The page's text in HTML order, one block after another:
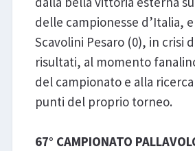
delle campionesse d’Italia,
Scavolini Pesaro (0), in crisi
risultati, al momento
del campionato e alla
punti del proprio torneo.
67° CAMPIONATO